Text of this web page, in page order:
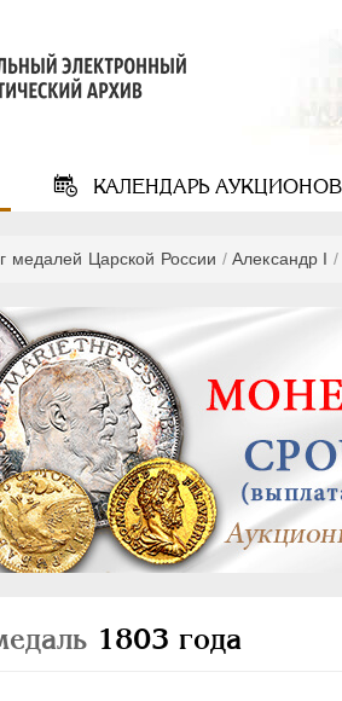
КАЛЕНДАРЬАУКЦИОНОВ
медалей Царской России /Александр I /
1803 года